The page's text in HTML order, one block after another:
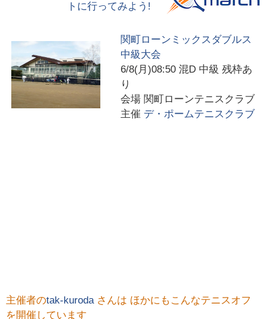
トに行ってみよう!
関町ローンミックスダブルス
中級大会
6/8(月)08:50 混D 中級 残枠あ
り
会場 関町ローンテニスクラブ
主催 デ・ポームテニスクラブ
主催者のtak-kuroda さんは ほかにもこんなテニスオフ
を開催しています